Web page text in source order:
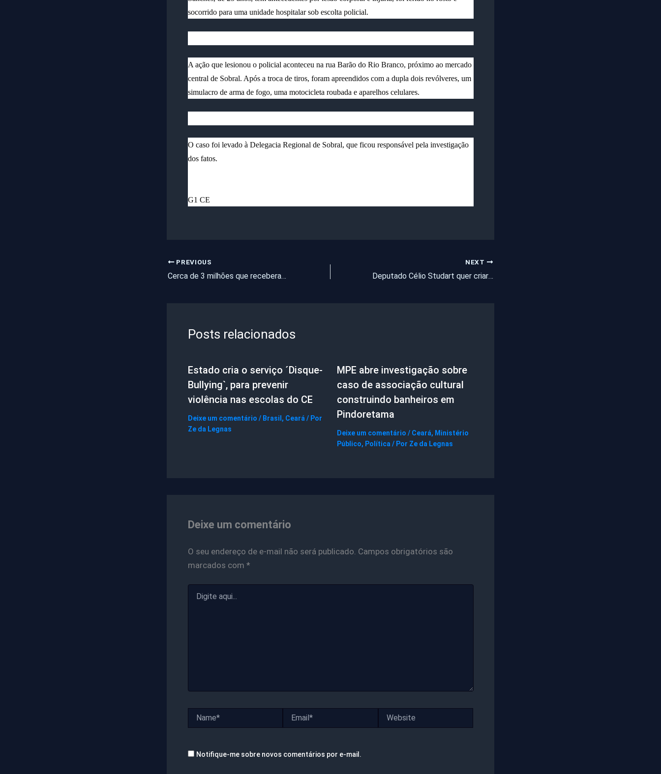
socorrido para uma unidade hospitalar sob escolta policial.
A ação que lesionou o policial aconteceu na rua Barão do Rio Branco, próximo ao mercado
central de Sobral. Após a troca de tiros, foram apreendidos com a dupla dois revólveres, um
simulacro de arma de fogo, uma motocicleta roubada e aparelhos celulares.
O caso foi levado à Delegacia Regional de Sobral, que ficou responsável pela investigação
dos fatos.
G1 CE
PREVIOUS
Cerca de 3 milhões que receberam o auxílio emergencial terão que devolver o dinheiro no IR 2021
NEXT
Deputado Célio Studart quer criar o Dia Nacional do Jumento
Posts relacionados
Estado cria o serviço ´Disque-
Bullying`, para prevenir
violência nas escolas do CE
Deixe um comentário / Brasil, Ceará / Por
Ze da Legnas
MPE abre investigação sobre
caso de associação cultural
construindo banheiros em
Pindoretama
Deixe um comentário / Ceará, Ministério
Público, Política / Por Ze da Legnas
Deixe um comentário
O seu endereço de e-mail não será publicado. Campos obrigatórios são
marcados com *
aqui...
Notifique-me sobre novos comentários por e-mail.